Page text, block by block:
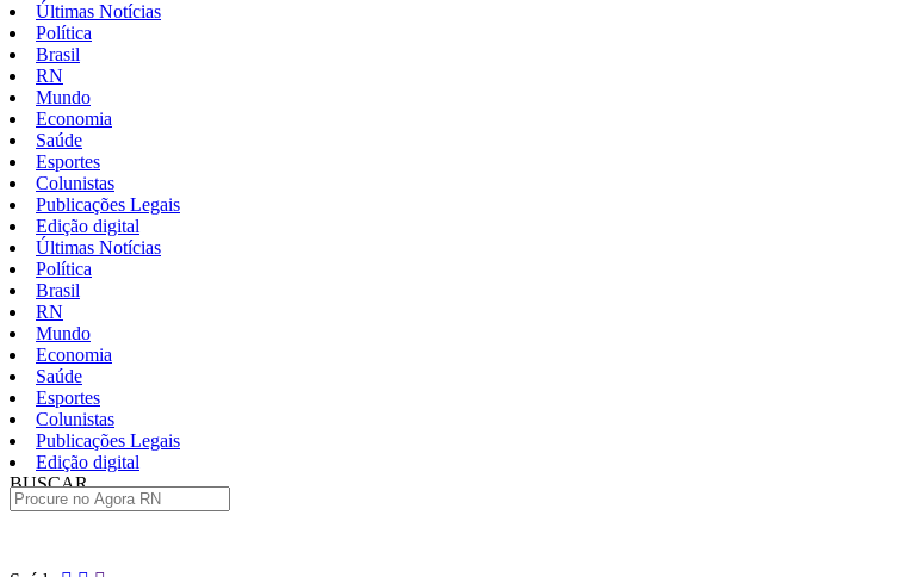
Últimas Notícias
Política
Brasil
RN
Mundo
Economia
Saúde
Esportes
Colunistas
Publicações Legais
Edição digital
Últimas Notícias
Política
Brasil
RN
Mundo
Economia
Saúde
Esportes
Colunistas
Publicações Legais
Edição digital
BUSCAR